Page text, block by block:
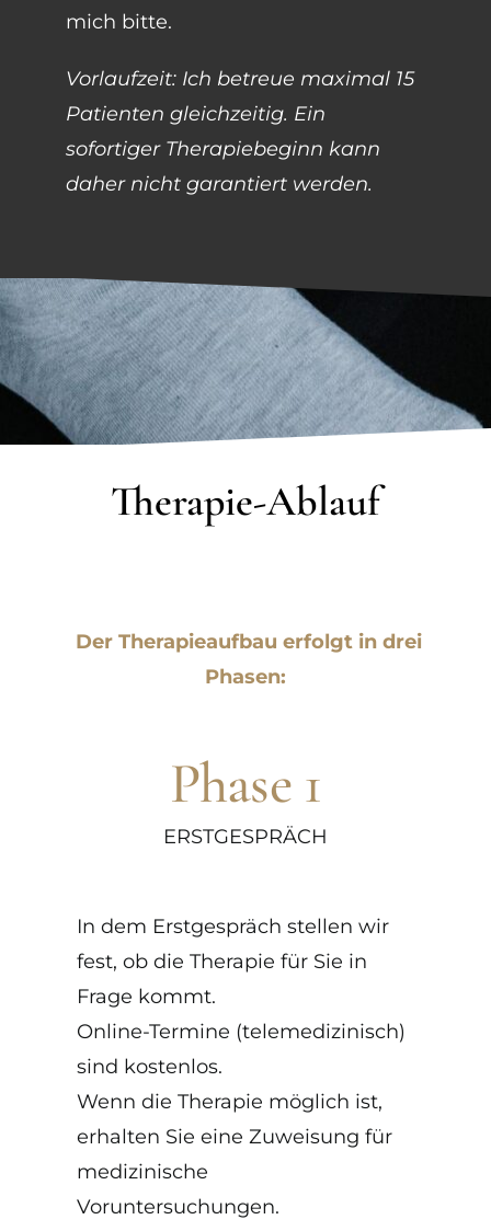
mich bitte.
Vorlaufzeit: Ich betreue maximal 15
Patienten gleichzeitig. Ein
sofortiger Therapiebeginn kann
daher nicht garantiert werden.
Therapie-Ablauf
Der Therapieaufbau erfolgt in drei
Phasen:
Phase 1
ERSTGESPRÄCH
In dem Erstgespräch stellen wir
fest, ob die Therapie für Sie in
Frage kommt.
Online-Termine (telemedizinisch)
sind kostenlos.
Wenn die Therapie möglich ist,
erhalten Sie eine Zuweisung für
medizinische
Voruntersuchungen.